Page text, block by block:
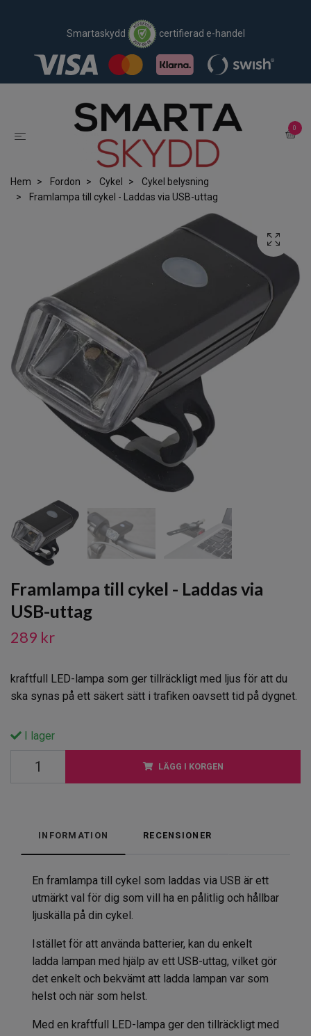
Smartaskydd certifierad e-handel
0
Hem Fordon Cykel
Cykel belysning
Framlampa till cykel - Laddas via USB-uttag
Framlampa till cykel - Laddas via
USB-uttag
289 kr
kraftfull LED-lampa som ger tillräckligt med ljus för att du
ska synas på ett säkert sätt i trafiken oavsett tid på dygnet.
I lager
LÄGG I KORGEN
INFORMATION RECENSIONER
En framlampa till cykel som laddas via USB är ett
utmärkt val för dig som vill ha en pålitlig och hållbar
ljuskälla på din cykel.
Istället för att använda batterier, kan du enkelt
ladda lampan med hjälp av ett USB-uttag, vilket gör
det enkelt och bekvämt att ladda lampan var som
helst och när som helst.
Med en kraftfull LED-lampa ger den tillräckligt med